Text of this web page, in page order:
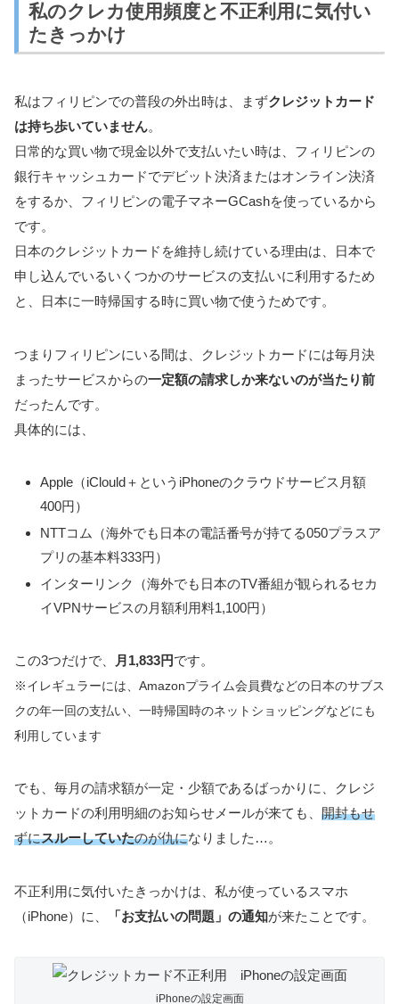
私のクレカ使用頻度と不正利用に気付い
たきっかけ
私はフィリピンでの普段の外出時は、まずクレジットカード
は持ち歩いていません。
日常的な買い物で現金以外で支払いたい時は、フィリピンの
銀行キャッシュカードでデビット決済またはオンライン決済
をするか、フィリピンの電子マネーGCashを使っているから
です。
日本のクレジットカードを維持し続けている理由は、日本で
申し込んでいるいくつかのサービスの支払いに利用するため
と、日本に一時帰国する時に買い物で使うためです。
つまりフィリピンにいる間は、クレジットカードには毎月決
まったサービスからの一定額の請求しか来ないのが当たり前
だったんです。
具体的には、
Apple（iClould＋というiPhoneのクラウドサービス月額
400円）
NTTコム（海外でも日本の電話番号が持てる050プラスア
プリの基本料333円）
インターリンク（海外でも日本のTV番組が観られるセカ
イVPNサービスの月額利用料1,100円）
この3つだけで、 月1,833円です。
※イレギュラーには、Amazonプライム会員費などの日本のサブス
クの年一回の支払い、一時帰国時のネットショッピングなどにも
利用しています
でも、毎月の請求額が一定・少額であるばっかりに、クレジ
ットカードの利用明細のお知らせメールが来ても、 開封もせ
ずにスルーしていたのが仇になりました…。
不正利用に気付いたきっかけは、私が使っているスマホ
（iPhone）に、
「お支払いの問題」の通知が来たことです。
iPhoneの設定画面